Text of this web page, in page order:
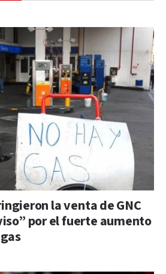
la venta de GNC
por el fuerte aumento